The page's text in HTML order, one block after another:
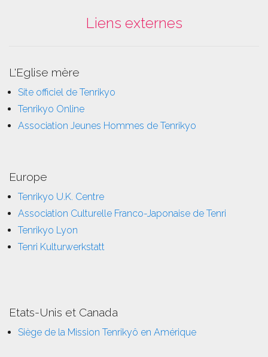
Liens externes
L'Eglise mère
Site officiel de Tenrikyo
Tenrikyo Online
Association Jeunes Hommes de Tenrikyo
Europe
Tenrikyo U.K. Centre
Association Culturelle Franco-Japonaise de Tenri
Tenrikyo Lyon
Tenri Kulturwerkstatt
Etats-Unis et Canada
Siège de la Mission Tenrikyô en Amérique